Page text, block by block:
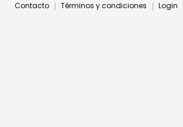
Contacto Términos y condiciones Login